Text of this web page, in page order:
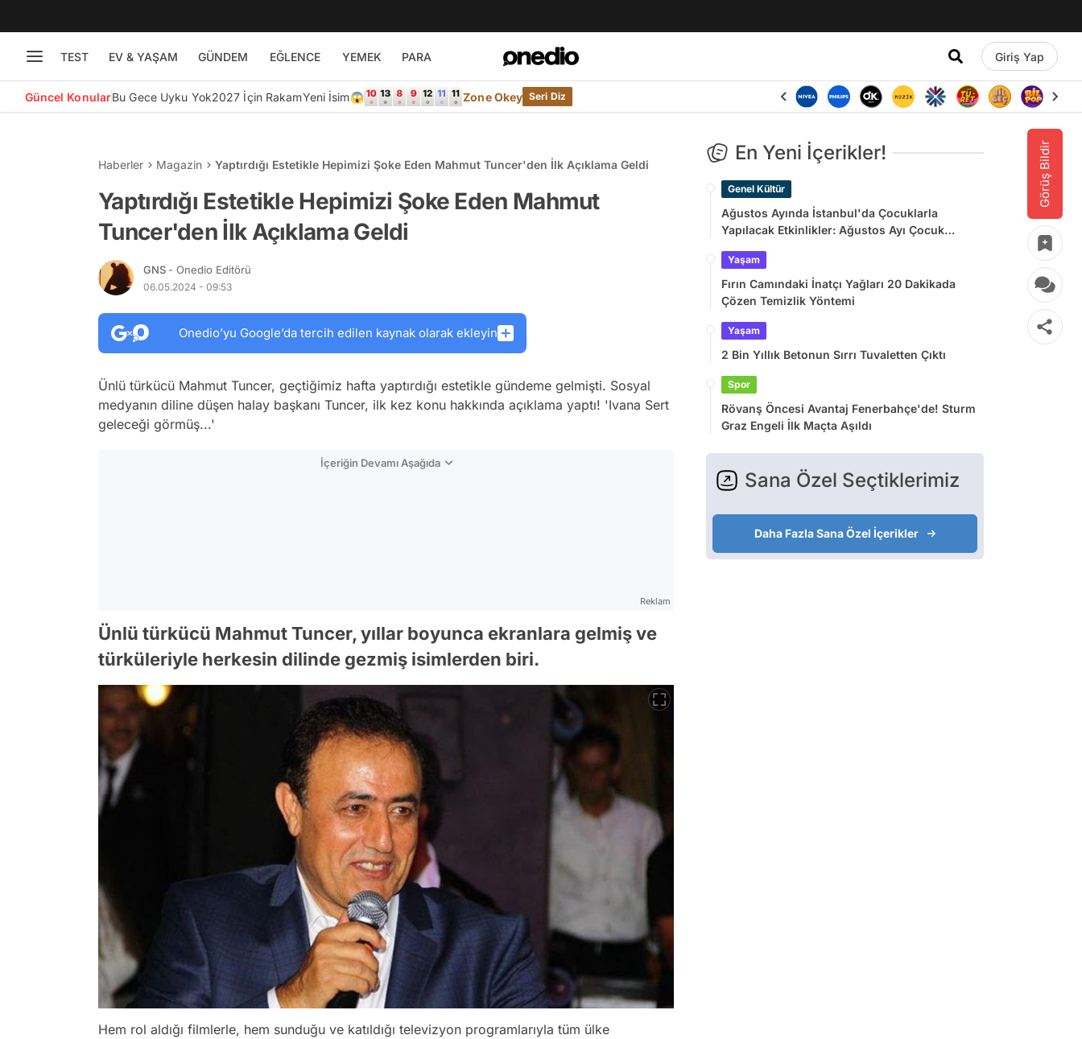
TEST EV & YAŞAM GÜNDEM EĞLENCE YEMEK PARA Giriş Yap
Güncel KonularBu Gece Uyku Yok2027 İçin RakamYeni İsim😱 Zone Okey Seri Diz
Görüş Bildir
Haberler Magazin Yaptırdığı Estetikle Hepimizi Şoke Eden Mahmut Tuncer'den İlk Açıklama Geldi
Yaptırdığı Estetikle Hepimizi Şoke Eden Mahmut
Tuncer'den İlk Açıklama Geldi
GNS - Onedio Editörü
06.05.2024 - 09:53
Onedio’yu Google’da tercih edilen kaynak olarak ekleyin
Ünlü türkücü Mahmut Tuncer, geçtiğimiz hafta yaptırdığı estetikle gündeme gelmişti. Sosyal
medyanın diline düşen halay başkanı Tuncer, ilk kez konu hakkında açıklama yaptı! 'Ivana Sert
geleceği görmüş...'
İçeriğin Devamı Aşağıda
Reklam
Ünlü türkücü Mahmut Tuncer, yıllar boyunca ekranlara gelmiş ve
türküleriyle herkesin dilinde gezmiş isimlerden biri.
Hem rol aldığı filmlerle, hem sunduğu ve katıldığı televizyon programlarıyla tüm ülke
En Yeni İçerikler!
Genel Kültür
Ağustos Ayında İstanbul'da Çocuklarla
Yapılacak Etkinlikler: Ağustos Ayı Çocuk
Yaşam
Fırın Camındaki İnatçı Yağları 20 Dakikada
Çözen Temizlik Yöntemi
Yaşam
2 Bin Yıllık Betonun Sırrı Tuvaletten Çıktı
Spor
Rövanş Öncesi Avantaj Fenerbahçe'de! Sturm
Graz Engeli İlk Maçta Aşıldı
Sana Özel Seçtiklerimiz
Daha Fazla Sana Özel İçerikler